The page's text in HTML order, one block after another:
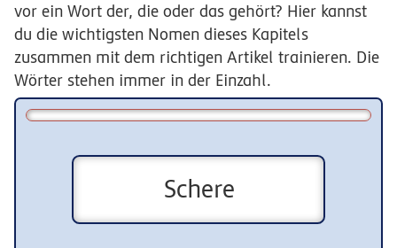
vor ein Wort der, die oder das gehört? Hier kannst
du die wichtigsten Nomen dieses Kapitels
zusammen mit dem richtigen Artikel trainieren. Die
Wörter stehen immer in der Einzahl.
Schere